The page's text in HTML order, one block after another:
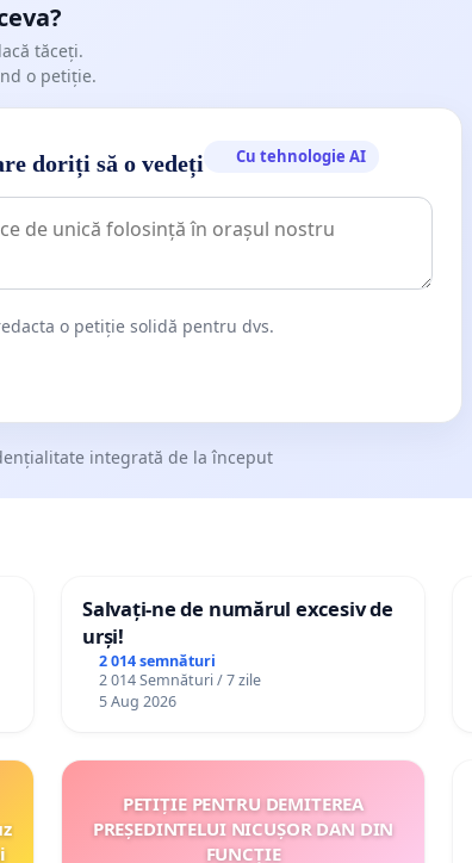
tăceți.
o petiție.
doriți să o vedeți Cu tehnologie AI
o petiție solidă pentru dvs.
integrată de la început
Salvați-ne de numărul excesiv de
urși!
2 014 semnături
2 014 Semnături / 7 zile
5 Aug 2026
PETIȚIE PENTRU DEMITEREA
PREȘEDINTELUI NICUȘOR DAN DIN
FUNCȚIE